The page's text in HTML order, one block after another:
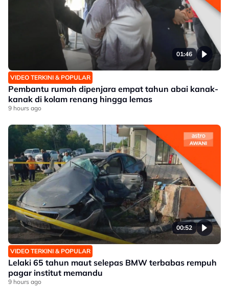
01:46
VIDEO TERKINI & POPULAR
Pembantu rumah dipenjara empat tahun abai kanak-
kanak di kolam renang hingga lemas
9 hours ago
00:52
VIDEO TERKINI & POPULAR
Lelaki 65 tahun maut selepas BMW terbabas rempuh
pagar institut memandu
9 hours ago